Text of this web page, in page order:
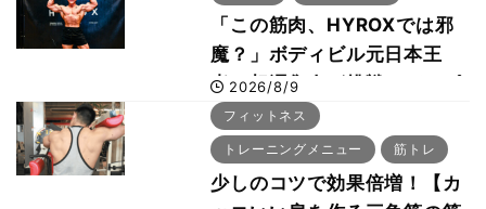
「この筋肉、HYROXでは邪
魔？」ボディビル元日本王
者・相澤隼人が挑戦 バーピ
ーでは驚異の種目2位
2026/8/9
フィットネス
トレーニングメニュー 筋トレ
少しのコツで効果倍増！【カ